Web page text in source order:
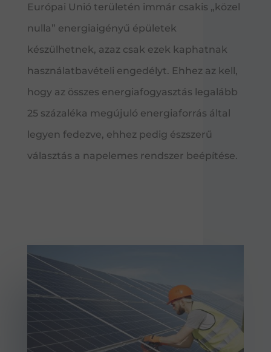
Európai Unió területén immár csakis „közel
nulla” energiaigényű épületek
készülhetnek, azaz csak ezek kaphatnak
használatbavételi engedélyt. Ehhez az kell,
hogy az összes energiafogyasztás legalább
25 százaléka megújuló energiaforrás által
legyen fedezve, ehhez pedig észszerű
választás a napelemes rendszer beépítése.